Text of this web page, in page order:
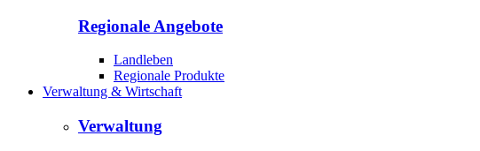
Regionale Angebote
Landleben
Regionale Produkte
Verwaltung & Wirtschaft
Verwaltung